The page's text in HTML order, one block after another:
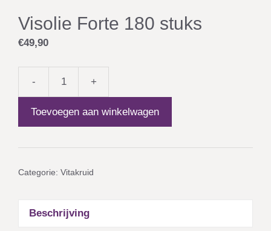
Visolie Forte 180 stuks
€49,90
-
Forte
+
Toevoegen aan winkelwagen
Categorie: Vitakruid
Beschrijving